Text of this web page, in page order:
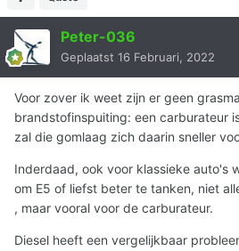
Peter-036
Geplaatst 16 Februari, 2022
Voor zover ik weet zijn er geen
brandstofinspuiting: een carburateur
zal die gomlaag zich daarin sneller
Inderdaad, ook voor klassieke auto's
om E5 of liefst beter te tanken, niet
, maar vooral voor de carburateur.
Diesel heeft een vergelijkbaar